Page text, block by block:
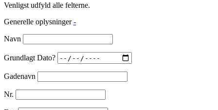
Venligst udfyld alle felterne.
Generelle oplysninger -
Navn
Grundlagt Dato?
Gadenavn
Nr.